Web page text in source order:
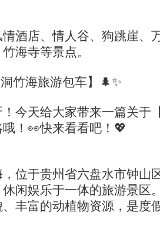
酒店、情人谷、狗跳崖、
海寺等景点。
竹海旅游包车】🌲✨
今天给大家带来一篇关于
！👀快来看看吧！💖
位于贵州省六盘水市钟山
闲娱乐于一体的旅游景区
丰富的动植物资源，是度